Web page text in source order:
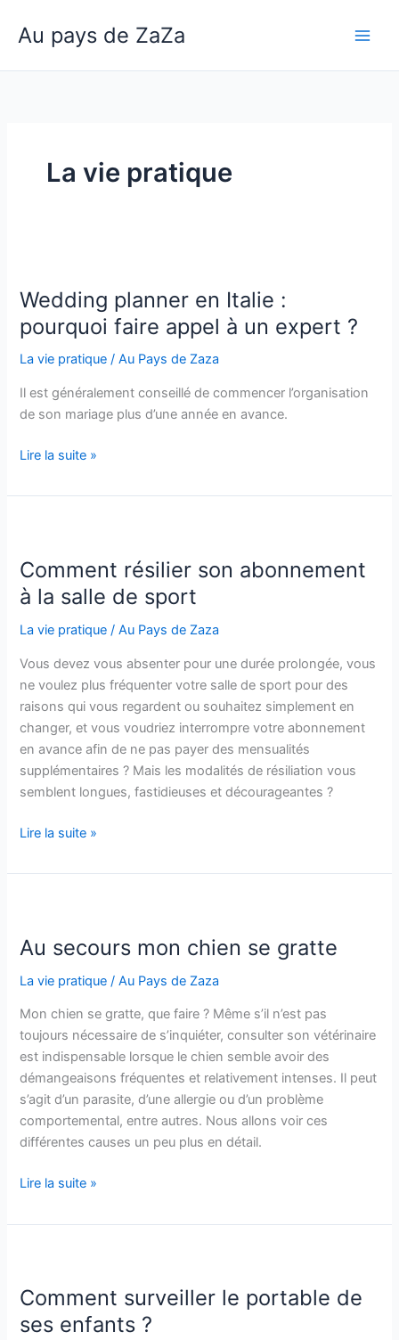
Au pays de ZaZa
La vie pratique
Wedding planner en Italie :
pourquoi faire appel à un expert ?
La vie pratique /Au Pays de Zaza
Il est généralement conseillé de commencer l’organisation
de son mariage plus d’une année en avance.
Wedding
en
pourquoi
faire
appel
à
expert
?
Lire la suite »
Comment résilier son abonnement
à la salle de sport
La vie pratique /Au Pays de Zaza
Vous devez vous absenter pour une durée prolongée, vous
ne voulez plus fréquenter votre salle de sport pour des
raisons qui vous regardent ou souhaitez simplement en
changer, et vous voudriez interrompre votre abonnement
en avance afin de ne pas payer des mensualités
supplémentaires ? Mais les modalités de résiliation vous
semblent longues, fastidieuses et décourageantes ?
Comment
son
la
salle
de
Lire la suite »
Au secours mon chien se gratte
La vie pratique /Au Pays de Zaza
Mon chien se gratte, que faire ? Même s’il n’est pas
toujours nécessaire de s’inquiéter, consulter son vétérinaire
est indispensable lorsque le chien semble avoir des
démangeaisons fréquentes et relativement intenses. Il peut
s’agit d’un parasite, d’une allergie ou d’un problème
comportemental, entre autres. Nous allons voir ces
différentes causes un peu plus en détail.
Au
mon
gratte
Lire la suite »
Comment surveiller le portable de
ses enfants ?